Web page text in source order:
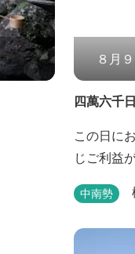
８月
四萬六千日
この日に
じご利益
中南勢